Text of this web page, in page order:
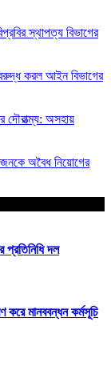
স্থাপত্য বিভাগের
করল আইন বিভাগের
দৌরাত্ম্য: অসহায়
জনকে অবৈধ নিয়োগের
প্রতিনিধি দল
মানববন্ধন কর্মসূচি